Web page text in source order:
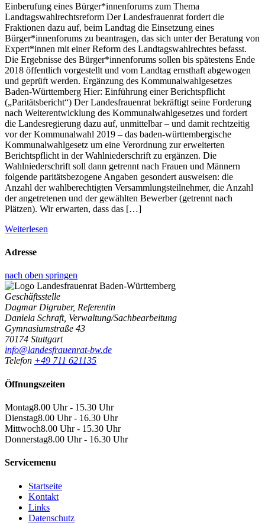
Einberufung eines Bürger*innenforums zum Thema
Landtagswahlrechtsreform Der Landesfrauenrat fordert die
Fraktionen dazu auf, beim Landtag die Einsetzung eines
Bürger*innenforums zu beantragen, das sich unter der Beratung von
Expert*innen mit einer Reform des Landtagswahlrechtes befasst.
Die Ergebnisse des Bürger*innenforums sollen bis spätestens Ende
2018 öffentlich vorgestellt und vom Landtag ernsthaft abgewogen
und geprüft werden. Ergänzung des Kommunalwahlgesetzes
Baden-Württemberg Hier: Einführung einer Berichtspflicht
(„Paritätsbericht“) Der Landesfrauenrat bekräftigt seine Forderung
nach Weiterentwicklung des Kommunalwahlgesetzes und fordert
die Landesregierung dazu auf, unmittelbar – und damit rechtzeitig
vor der Kommunalwahl 2019 – das baden-württembergische
Kommunalwahlgesetz um eine Verordnung zur erweiterten
Berichtspflicht in der Wahlniederschrift zu ergänzen. Die
Wahlniederschrift soll dann getrennt nach Frauen und Männern
folgende paritätsbezogene Angaben gesondert ausweisen: die
Anzahl der wahlberechtigten Versammlungsteilnehmer, die Anzahl
der angetretenen und der gewählten Bewerber (getrennt nach
Plätzen). Wir erwarten, dass das […]
Weiterlesen
Adresse
nach oben springen
Geschäftsstelle
Dagmar Digruber, Referentin
Daniela Schraft, Verwaltung/Sachbearbeitung
Gymnasiumstraße 43
70174 Stuttgart
info@landesfrauenrat-bw.de
Telefon +49 711 621135
Öffnungszeiten
Montag8.00 Uhr - 15.30 Uhr
Dienstag8.00 Uhr - 16.30 Uhr
Mittwoch8.00 Uhr - 15.30 Uhr
Donnerstag8.00 Uhr - 16.30 Uhr
Servicemenu
Startseite
Kontakt
Links
Datenschutz